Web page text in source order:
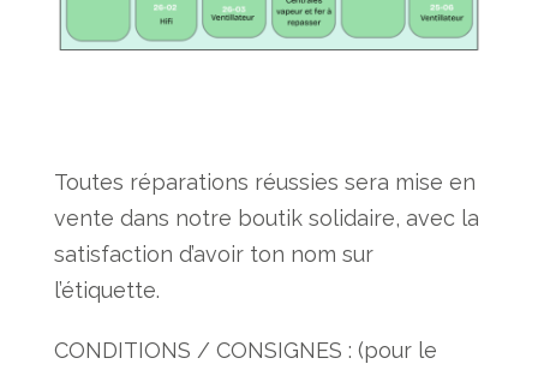
Toutes réparations réussies sera mise en
vente dans notre boutik solidaire, avec la
satisfaction d’avoir ton nom sur
l’étiquette.
CONDITIONS / CONSIGNES : (pour le